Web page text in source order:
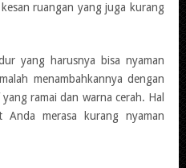
ruangan yang juga kurang
yang harusnya bisa nyaman
menambahkannya dengan
ramai dan warna cerah. Hal
merasa kurang nyaman